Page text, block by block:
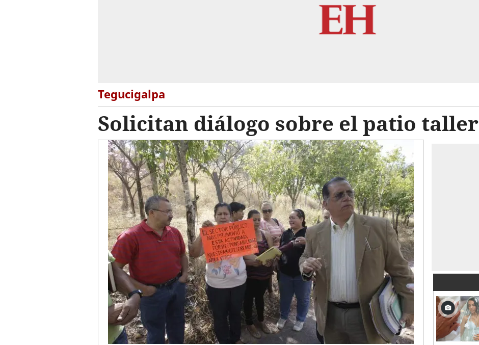
Tegucigalpa
Solicitan diálogo sobre el patio taller